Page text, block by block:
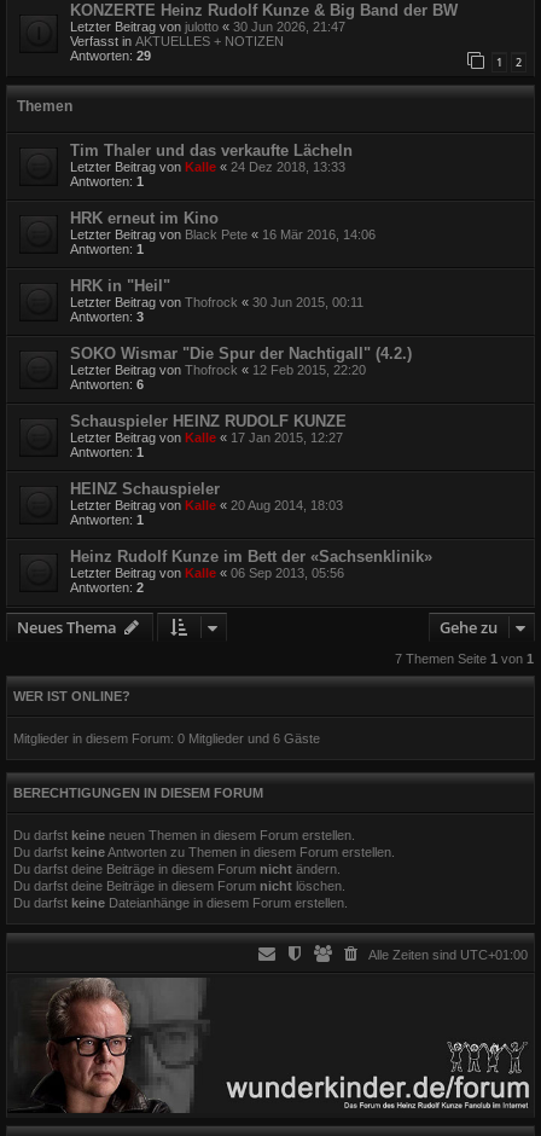
KONZERTE Heinz Rudolf Kunze & Big Band der BW
Letzter Beitrag von julotto « 30 Jun 2026, 21:47
Verfasst in AKTUELLES + NOTIZEN
Antworten: 29 1 2
Themen
Tim Thaler und das verkaufte Lächeln
Letzter Beitrag von Kalle « 24 Dez 2018, 13:33
Antworten: 1
HRK erneut im Kino
Letzter Beitrag von Black Pete « 16 Mär 2016, 14:06
Antworten: 1
HRK in "Heil"
Letzter Beitrag von Thofrock « 30 Jun 2015, 00:11
Antworten: 3
SOKO Wismar "Die Spur der Nachtigall" (4.2.)
Letzter Beitrag von Thofrock « 12 Feb 2015, 22:20
Antworten: 6
Schauspieler HEINZ RUDOLF KUNZE
Letzter Beitrag von Kalle « 17 Jan 2015, 12:27
Antworten: 1
HEINZ Schauspieler
Letzter Beitrag von Kalle « 20 Aug 2014, 18:03
Antworten: 1
Heinz Rudolf Kunze im Bett der «Sachsenklinik»
Letzter Beitrag von Kalle « 06 Sep 2013, 05:56
Antworten: 2
Neues Thema Gehe zu
7 Themen Seite 1 von 1
WER IST ONLINE?
Mitglieder in diesem Forum: 0 Mitglieder und 6 Gäste
BERECHTIGUNGEN IN DIESEM FORUM
Du darfst keine neuen Themen in diesem Forum erstellen.
Du darfst keineAntworten zu Themen in diesem Forum erstellen.
Du darfst deine Beiträge in diesem Forum nicht ändern.
Du darfst deine Beiträge in diesem Forum nicht löschen.
Du darfst keine Dateianhänge in diesem Forum erstellen.
Alle Zeiten sind UTC+01:00